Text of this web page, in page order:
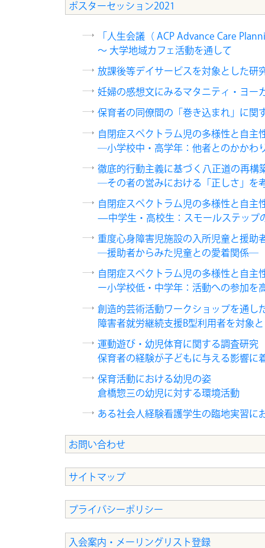
ポスターセッション2021
「人生会議（ ACP Advance Care
～ 大学地域カフェ活動を通して
放課後等デイサービスを対象とした研
妊婦の感想文にみるマタニティ・ヨー
保育者の同僚間の「巻き込まれ」に関
自閉症スペクトラム児の多様性と自主
―小学校中・高学年：他者とのかかわ
徹底的行動主義に基づく八正道の再構
―その者の営みにおける「正しさ」を
自閉症スペクトラム児の多様性と自主
—中学生・高校生：スモールステップ
重度心身障害児施設の入所児童と援助
―援助者からみた児童との愛着関係―
自閉症スペクトラム児の多様性と自主
ー小学校低・中学年：活動への参加を
創造的芸術活動ワークショップを通し
障害者就労継続支援B型利用者を対象
運動遊び・幼児体育に関する調査研究
保育者の経験が子どもに与える影響に
保育活動における幼児の姿
倉橋惣三の幼児に対する環境活動
ある社会人経験看護学生の臨地実習に
お問い合わせ
サイトマップ
プライバシーポリシー
入会案内・メーリングリスト登録